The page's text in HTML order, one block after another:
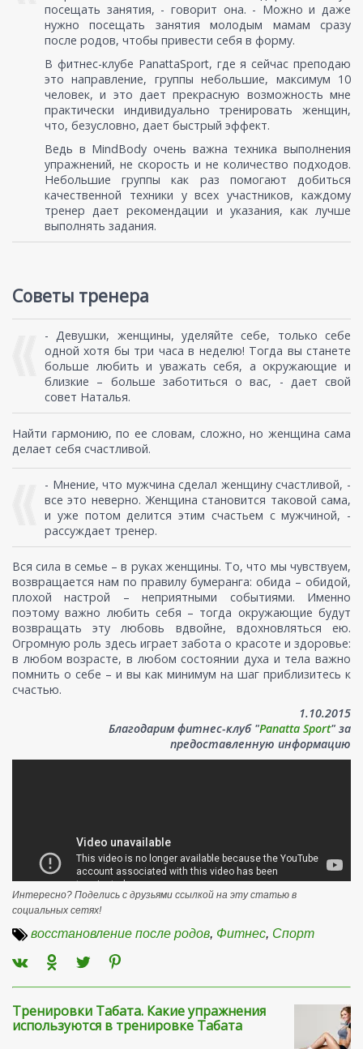
посещать занятия, - говорит она. - Можно и даже
нужно посещать занятия молодым мамам сразу
после родов, чтобы привести себя в форму.
В фитнес-клубе PanattaSport, где я сейчас преподаю
это направление, группы небольшие, максимум 10
человек, и это дает прекрасную возможность мне
практически индивидуально тренировать женщин,
что, безусловно, дает быстрый эффект.
Ведь в MindBody очень важна техника выполнения
упражнений, не скорость и не количество подходов.
Небольшие группы как раз помогают добиться
качественной техники у всех участников, каждому
тренер дает рекомендации и указания, как лучше
выполнять задания.
Советы тренера
- Девушки, женщины, уделяйте себе, только себе
одной хотя бы три часа в неделю! Тогда вы станете
больше любить и уважать себя, а окружающие и
близкие – больше заботиться о вас, - дает свой
совет Наталья.
Найти гармонию, по ее словам, сложно, но женщина сама
делает себя счастливой.
- Мнение, что мужчина сделал женщину счастливой, -
все это неверно. Женщина становится таковой сама,
и уже потом делится этим счастьем с мужчиной, -
рассуждает тренер.
Вся сила в семье – в руках женщины. То, что мы чувствуем,
возвращается нам по правилу бумеранга: обида – обидой,
плохой настрой – неприятными событиями. Именно
поэтому важно любить себя – тогда окружающие будут
возвращать эту любовь вдвойне, вдохновляться ею.
Огромную роль здесь играет забота о красоте и здоровье:
в любом возрасте, в любом состоянии духа и тела важно
помнить о себе – и вы как минимум на шаг приблизитесь к
счастью.
1.10.2015
Благодарим фитнес-клуб "Panatta Sport" за
предоставленную информацию
Интересно? Поделись с друзьями ссылкой на эту статью в
социальных сетях!
восстановление после родов, Фитнес, Спорт
Тренировки Табата. Какие упражнения
используются в тренировке Табата